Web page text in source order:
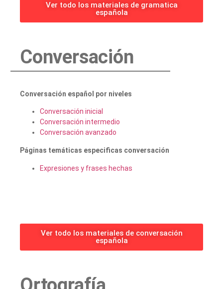
Ver todo los materiales de gramatica
española
Conversación
Conversación español por niveles
Conversación inicial
Conversación intermedio
Conversación avanzado
Páginas temáticas especificas conversación
Expresiones y frases hechas
Ver todo los materiales de conversación
española